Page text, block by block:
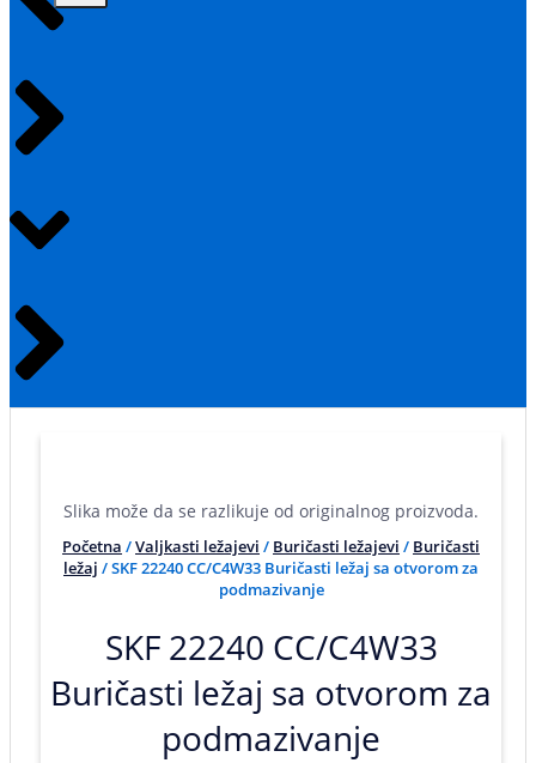
Slika može da se razlikuje od originalnog proizvoda.
Početna /Valjkasti ležajevi / Buričasti ležajevi / Buričasti
ležaj / SKF 22240 CC/C4W33 Buričasti ležaj sa otvorom za
podmazivanje
SKF 22240 CC/C4W33
Buričasti ležaj sa otvorom za
podmazivanje